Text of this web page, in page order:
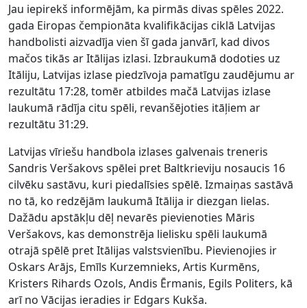
Jau iepirekš informējām, ka pirmās divas spēles 2022.
gada Eiropas čempionāta kvalifikācijas ciklā Latvijas
handbolisti aizvadīja vien šī gada janvārī, kad divos
mačos tikās ar Itālijas izlasi. Izbraukumā dodoties uz
Itāliju, Latvijas izlase piedzīvoja pamatīgu zaudējumu ar
rezultātu 17:28, tomēr atbildes mačā Latvijas izlase
laukumā rādīja citu spēli, revanšējoties itāļiem ar
rezultātu 31:29.
Latvijas vīriešu handbola izlases galvenais treneris
Sandris Veršakovs spēlei pret Baltkrieviju nosaucis 16
cilvēku sastāvu, kuri piedalīsies spēlē. Izmaiņas sastāvā
no tā, ko redzējām laukumā Itālija ir diezgan lielas.
Dažādu apstākļu dēļ nevarēs pievienoties Māris
Veršakovs, kas demonstrēja lielisku spēli laukumā
otrajā spēlē pret Itālijas valstsvienību. Pievienojies ir
Oskars Arājs, Emīls Kurzemnieks, Artis Kurmēns,
Kristers Rihards Ozols, Andis Ērmanis, Egils Politers, kā
arī no Vācijas ieradies ir Edgars Kukša.